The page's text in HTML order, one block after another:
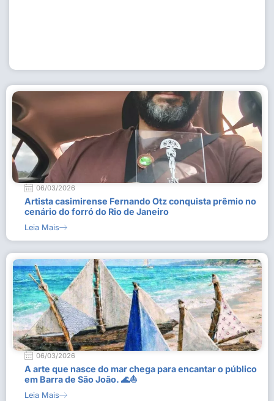
06/03/2026
Artista casimirense Fernando Otz conquista prêmio no
cenário do forró do Rio de Janeiro
Leia Mais
06/03/2026
A arte que nasce do mar chega para encantar o público
em Barra de São João. 🌊⛵
Leia Mais